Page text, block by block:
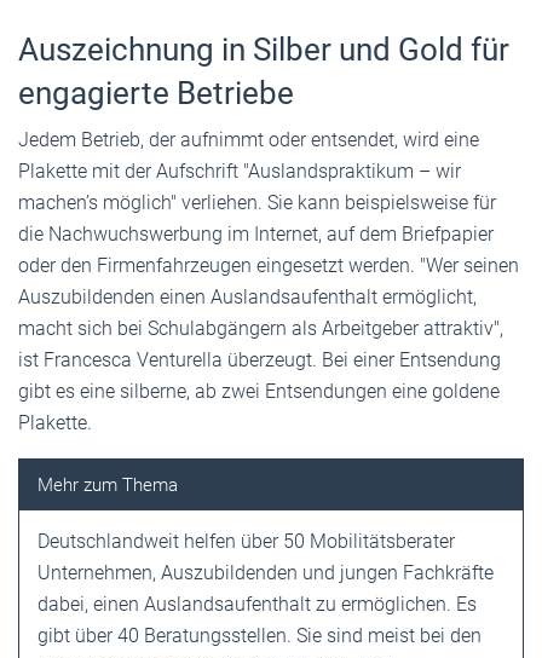
Auszeichnung in Silber und Gold für
engagierte Betriebe
Jedem Betrieb, der aufnimmt oder entsendet, wird eine
Plakette mit der Aufschrift "Auslandspraktikum – wir
machen’s möglich" verliehen. Sie kann beispielsweise für
die Nachwuchswerbung im Internet, auf dem Briefpapier
oder den Firmenfahrzeugen eingesetzt werden. "Wer seinen
Auszubildenden einen Auslandsaufenthalt ermöglicht,
macht sich bei Schulabgängern als Arbeitgeber attraktiv",
ist Francesca Venturella überzeugt. Bei einer Entsendung
gibt es eine silberne, ab zwei Entsendungen eine goldene
Plakette.
Deutschlandweit helfen über 50 Mobilitätsberater
Unternehmen, Auszubildenden und jungen Fachkräfte
dabei, einen Auslandsaufenthalt zu ermöglichen. Es
gibt über 40 Beratungsstellen. Sie sind meist bei den